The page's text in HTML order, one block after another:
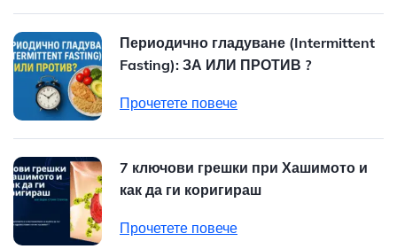
Периодично гладуване (Intermittent
Fasting): ЗА ИЛИ ПРОТИВ ?
Прочетете повече
7 ключови грешки при Хашимото и
как да ги коригираш
Прочетете повече